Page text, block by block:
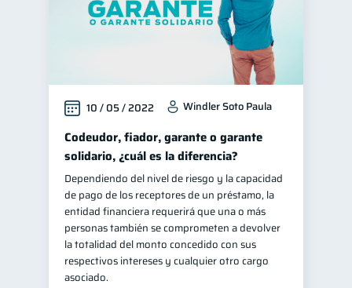
Educación financiera
Finanzas familiares 25
Inclusión financiera 22
Bienestar financiero 22
Finanzas para mujeres 20
Productos financieros 11
Organización Financiera 10
Entidad financiera
Préstamos 8 Ahorro 8
10 / 05 / 2022 Windler Soto Paula
Codeudor, fiador, garante o garante
solidario, ¿cuál es la diferencia?
Dependiendo del nivel de riesgo y la capacidad
de pago de los receptores de un préstamo, la
entidad financiera requerirá que una o más
personas también se comprometen a devolver
la totalidad del monto concedido con sus
respectivos intereses y cualquier otro cargo
asociado.